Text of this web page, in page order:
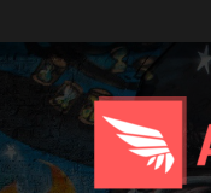
to
content